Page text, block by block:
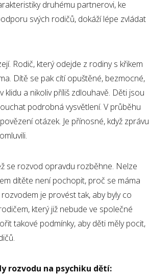
druhému partnerovi, ke
svých rodičů, dokáží lépe zvládat
Rodič, který odejde z rodiny s křikem
Dítě se pak cítí opuštěné, bezmocné,
a nikoliv příliš zdlouhavě. Děti jsou
podrobná vysvětlení. V průběhu
otázek. Je přínosné, když zprávu
se rozvod opravdu rozběhne. Nelze
dítěte není pochopit, proč se máma
je provést tak, aby byly co
který již nebude ve společné
takové podmínky, aby děti měly pocit,
rozvodu na psychiku dětí: